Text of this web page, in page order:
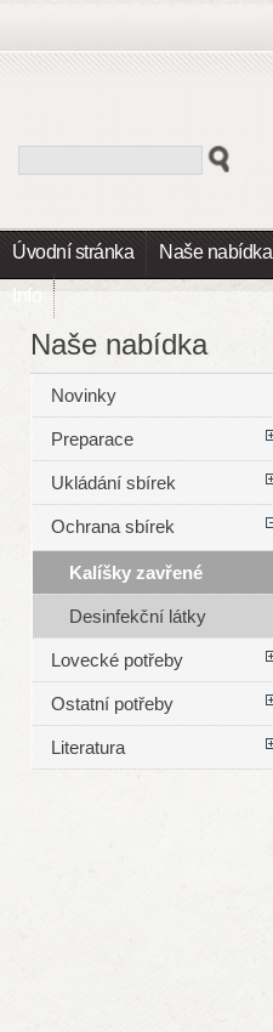
Úvodní stránka Naše nabídka
Info
Naše nabídka
Novinky
Preparace
Ukládání sbírek
Ochrana sbírek
Kalíšky zavřené
Desinfekční látky
Lovecké potřeby
Ostatní potřeby
Literatura